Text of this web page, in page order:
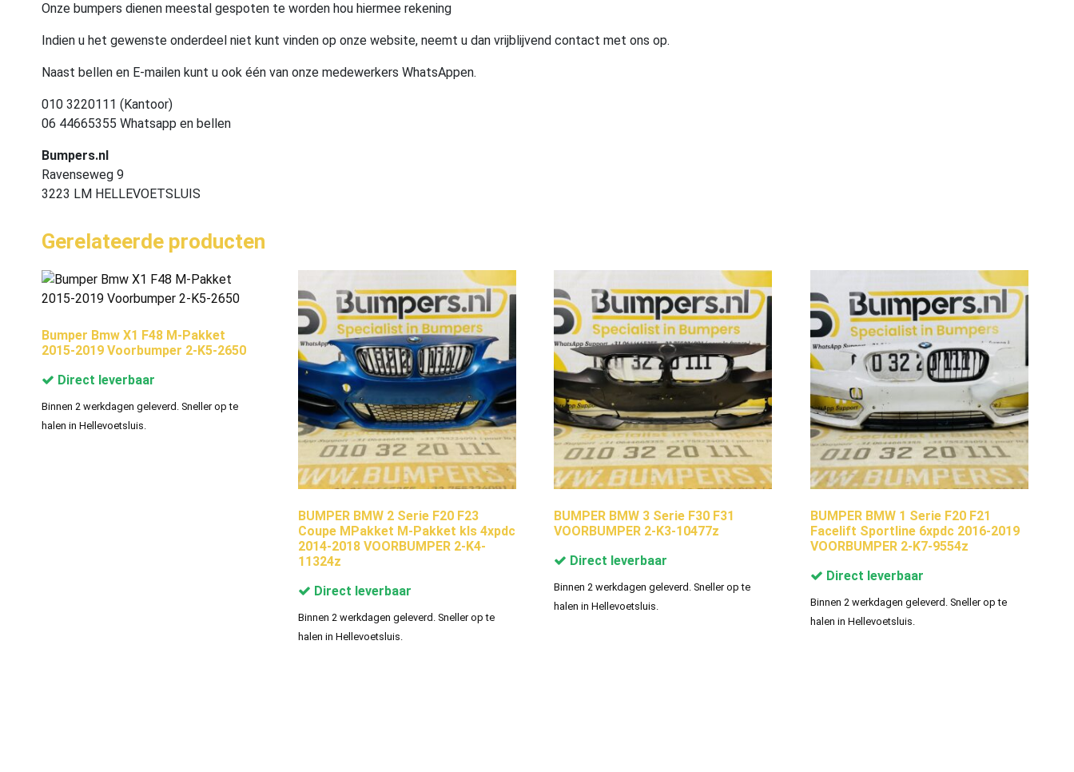
Onze bumpers dienen meestal gespoten te worden hou hiermee rekening
Indien u het gewenste onderdeel niet kunt vinden op onze website, neemt u dan vrijblijvend contact met ons op.
Naast bellen en E-mailen kunt u ook één van onze medewerkers WhatsAppen.
010 3220111 (Kantoor)
06 44665355 Whatsapp en bellen
Bumpers.nl
Ravenseweg 9
3223 LM HELLEVOETSLUIS
Gerelateerde producten
Bumper Bmw X1 F48 M-Pakket
2015-2019 Voorbumper 2-K5-2650
Direct leverbaar
Binnen 2 werkdagen geleverd. Sneller op te
halen in Hellevoetsluis.
BUMPER BMW 2 Serie F20 F23
Coupe MPakket M-Pakket kls 4xpdc
2014-2018 VOORBUMPER 2-K4-
11324z
Direct leverbaar
Binnen 2 werkdagen geleverd. Sneller op te
halen in Hellevoetsluis.
BUMPER BMW 3 Serie F30 F31
VOORBUMPER 2-K3-10477z
Direct leverbaar
Binnen 2 werkdagen geleverd. Sneller op te
halen in Hellevoetsluis.
BUMPER BMW 1 Serie F20 F21
Facelift Sportline 6xpdc 2016-2019
VOORBUMPER 2-K7-9554z
Direct leverbaar
Binnen 2 werkdagen geleverd. Sneller op te
halen in Hellevoetsluis.